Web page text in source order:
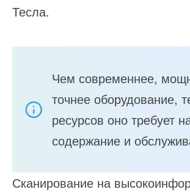
Тесла.
Чем современнее,
точнее оборудование,
ресурсов оно требует
содержание и
Сканирование на